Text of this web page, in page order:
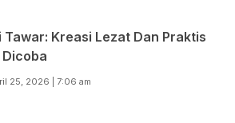
Tawar: Kreasi Lezat Dan Praktis
Dicoba
25, 2026 | 7:06 am